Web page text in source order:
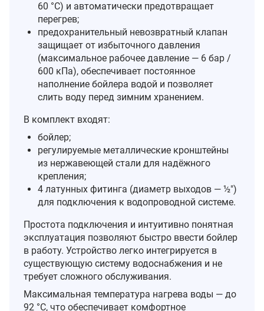
60 °C) и автоматически предотвращает
перегрев;
предохранительный невозвратный клапан
защищает от избыточного давления
(максимальное рабочее давление — 6 бар /
600 кПа), обеспечивает постоянное
наполнение бойлера водой и позволяет
слить воду перед зимним хранением.
В комплект входят:
бойлер;
регулируемые металлические кронштейны
из нержавеющей стали для надёжного
крепления;
4 латунных фитинга (диаметр выходов — ½″)
для подключения к водопроводной системе.
Простота подключения и интуитивно понятная
эксплуатация позволяют быстро ввести бойлер
в работу. Устройство легко интегрируется в
существующую систему водоснабжения и не
требует сложного обслуживания.
Максимальная температура нагрева воды — до
92 °C, что обеспечивает комфортное